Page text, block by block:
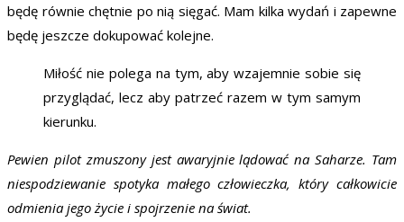
będę równie chętnie po nią sięgać. Mam kilka wydań i zapewne
będę jeszcze dokupować kolejne.
Miłość nie polega na tym, aby wzajemnie sobie się
przyglądać, lecz aby patrzeć razem w tym samym
kierunku.
Pewien pilot zmuszony jest awaryjnie lądować na Saharze. Tam
niespodziewanie spotyka małego człowieczka, który całkowicie
odmienia jego życie i spojrzenie na świat.